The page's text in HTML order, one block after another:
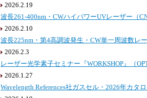
2026.2.19
波長261-400nm・CWハイパワーUVレーザー（
2026.2.10
波長225nm・第4高調波発生・CW単一周波数レ
2026.2.3
レーザー光学素子セミナー『WORKSHOP』（
2026.1.27
Wavelength References社ガスセル・2026年カタ